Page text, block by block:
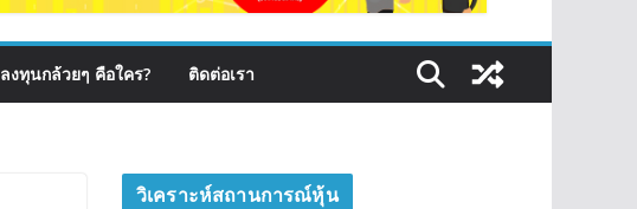
ลงทุนกล้วยๆ คือใคร? ติดต่อเรา
วิเคราะห์สถานการณ์หุ้น